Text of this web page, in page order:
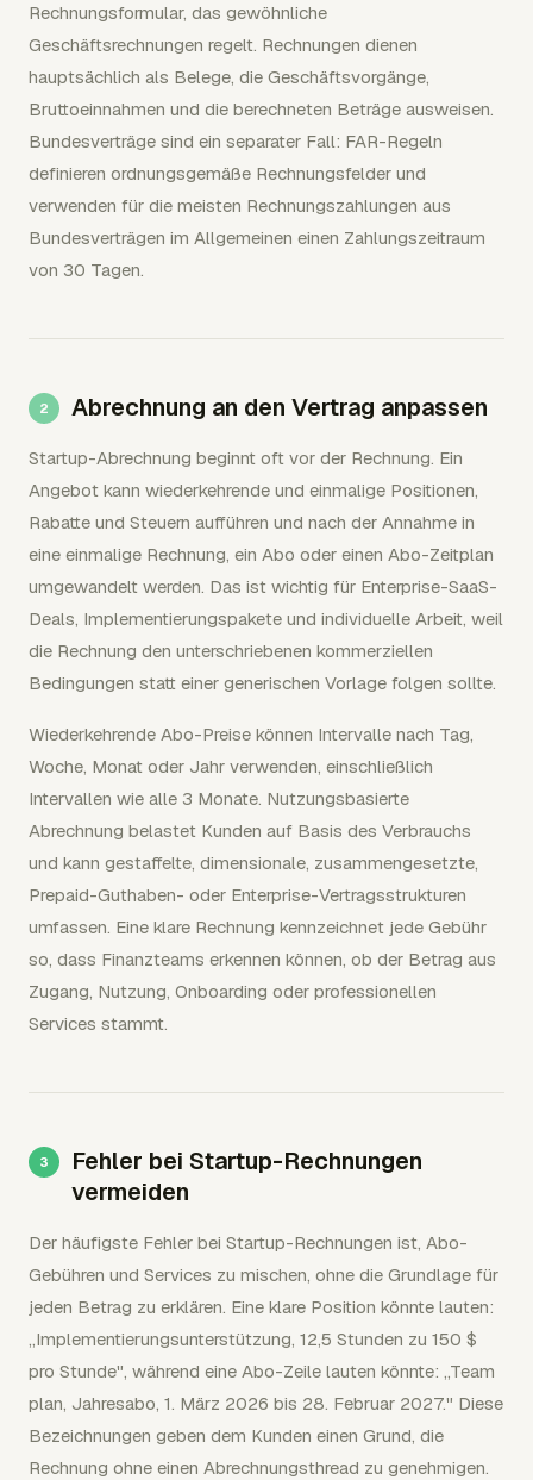
Rechnungsformular, das gewöhnliche
Geschäftsrechnungen regelt. Rechnungen dienen
hauptsächlich als Belege, die Geschäftsvorgänge,
Bruttoeinnahmen und die berechneten Beträge ausweisen.
Bundesverträge sind ein separater Fall: FAR-Regeln
definieren ordnungsgemäße Rechnungsfelder und
verwenden für die meisten Rechnungszahlungen aus
Bundesverträgen im Allgemeinen einen Zahlungszeitraum
von 30 Tagen.
Abrechnung an den Vertrag anpassen
Startup-Abrechnung beginnt oft vor der Rechnung. Ein
Angebot kann wiederkehrende und einmalige Positionen,
Rabatte und Steuern aufführen und nach der Annahme in
eine einmalige Rechnung, ein Abo oder einen Abo-Zeitplan
umgewandelt werden. Das ist wichtig für Enterprise-SaaS-
Deals, Implementierungspakete und individuelle Arbeit, weil
die Rechnung den unterschriebenen kommerziellen
Bedingungen statt einer generischen Vorlage folgen sollte.
Wiederkehrende Abo-Preise können Intervalle nach Tag,
Woche, Monat oder Jahr verwenden, einschließlich
Intervallen wie alle 3 Monate. Nutzungsbasierte
Abrechnung belastet Kunden auf Basis des Verbrauchs
und kann gestaffelte, dimensionale, zusammengesetzte,
Prepaid-Guthaben- oder Enterprise-Vertragsstrukturen
umfassen. Eine klare Rechnung kennzeichnet jede Gebühr
so, dass Finanzteams erkennen können, ob der Betrag aus
Zugang, Nutzung, Onboarding oder professionellen
Services stammt.
Fehler bei Startup-Rechnungen
vermeiden
Der häufigste Fehler bei Startup-Rechnungen ist, Abo-
Gebühren und Services zu mischen, ohne die Grundlage für
jeden Betrag zu erklären. Eine klare Position könnte lauten:
„Implementierungsunterstützung, 12,5 Stunden zu 150 $
pro Stunde", während eine Abo-Zeile lauten könnte: „Team
plan, Jahresabo, 1. März 2026 bis 28. Februar 2027." Diese
Bezeichnungen geben dem Kunden einen Grund, die
Rechnung ohne einen Abrechnungsthread zu genehmigen.